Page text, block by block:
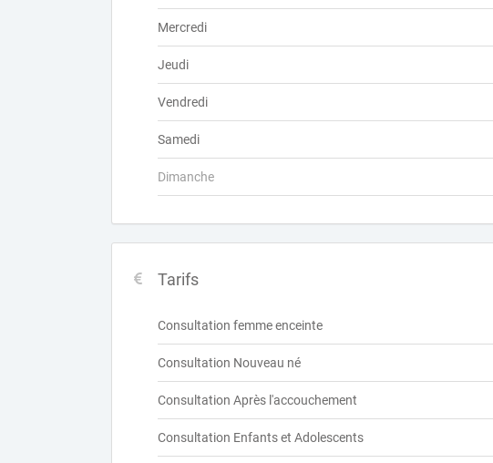
Mercredi
Jeudi
Vendredi
Samedi
Dimanche
Tarifs
Consultation femme enceinte
Consultation Nouveau né
Consultation Après l'accouchement
Consultation Enfants et Adolescents